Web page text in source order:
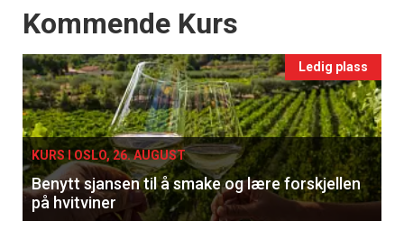
Events
Kommende Kurs
Ledig plass
KURS I OSLO, 26. AUGUST
Benytt sjansen til å smake og lære forskjellen
på hvitviner